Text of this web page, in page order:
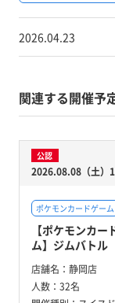
2026.04.23
関連する開催予
公認
2026.08.08（土）
ポケモンカードゲーム
【ポケモンカー
ム】ジムバトル
店舗名： 静岡店
人数： 32名